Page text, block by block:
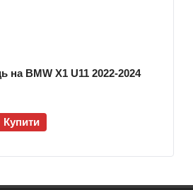
на BMW X1 U11 2022-2024
Купити